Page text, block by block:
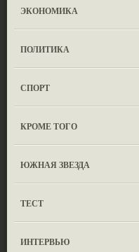
ЭКОНОМИКА
ПОЛИТИКА
СПОРТ
КРОМЕ ТОГО
ЮЖНАЯ ЗВЕЗДА
ТЕСТ
ИНТЕРВЬЮ